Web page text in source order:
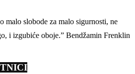
malo slobode za malo sigurnosti, ne
i izgubiće oboje.” Bendžamin Frenklin